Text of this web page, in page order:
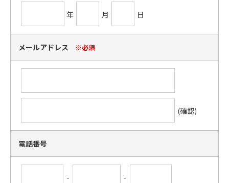
年 月 日
メールアドレス ※必須
(確認)
電話番号
- -